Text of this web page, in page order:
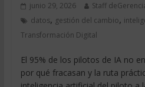
junio 29, 2026 Staff
datos, gestión del cambio,
Transformación Digital
El 95% de los pilotos de IA no
por qué fracasan y la ruta